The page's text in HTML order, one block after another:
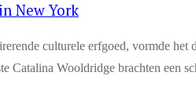
New York
culturele erfgoed, vormde
Wooldridge brachten een